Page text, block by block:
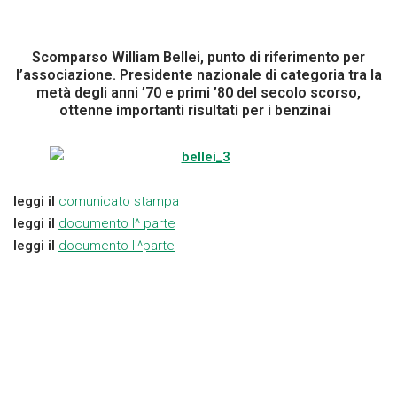
Scomparso William Bellei, punto di riferimento per
l’associazione. Presidente nazionale di categoria tra la
metà degli anni ’70 e primi ’80 del secolo scorso,
ottenne importanti risultati per i benzinai
leggi il comunicato stampa
leggi il documento I^ parte
leggi il documento II^parte